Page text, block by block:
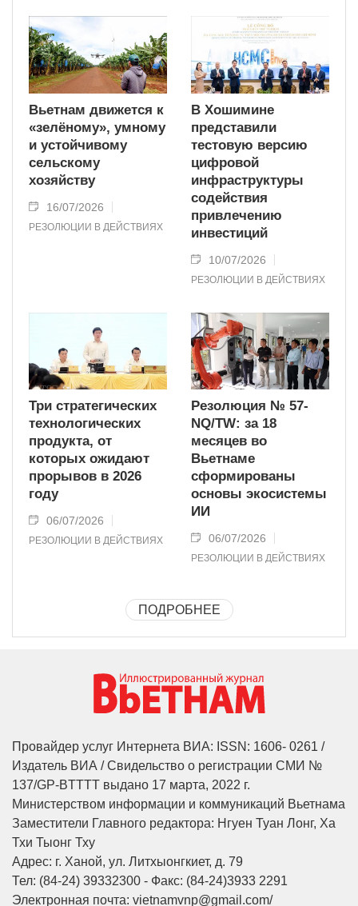
Вьетнам движется к
«зелёному», умному
и устойчивому
сельскому
хозяйству
16/07/2026
РЕЗОЛЮЦИИ В ДЕЙСТВИЯХ
В Хошимине
представили
тестовую версию
цифровой
инфраструктуры
содействия
привлечению
инвестиций
10/07/2026
РЕЗОЛЮЦИИ В ДЕЙСТВИЯХ
Три стратегических
технологических
продукта, от
которых ожидают
прорывов в 2026
году
06/07/2026
РЕЗОЛЮЦИИ В ДЕЙСТВИЯХ
Резолюция № 57-
NQ/TW: за 18
месяцев во
Вьетнаме
сформированы
основы экосистемы
ИИ
06/07/2026
РЕЗОЛЮЦИИ В ДЕЙСТВИЯХ
ПОДРОБНЕЕ
Провайдер услуг Интернета ВИА: ISSN: 1606- 0261 /
Издатель ВИА / Свидельство о регистрации СМИ №
137/GP-BTTTT выдано 17 марта, 2022 г.
Министерством информации и коммуникаций Вьетнама
Заместители Главного редактора: Нгуен Туан Лонг, Ха
Тхи Тыонг Тху
Адрес: г. Ханой, ул. Литхыонгкиет, д. 79
Тел: (84-24) 39332300 - Факс: (84-24)3933 2291
Электронная почта: vietnamvnp@gmail.com/